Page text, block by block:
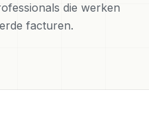
die werken
facturen.